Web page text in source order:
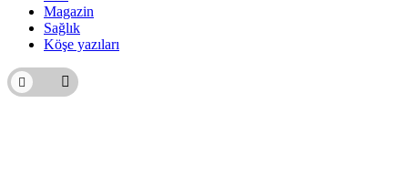
Magazin
Sağlık
Köşe yazıları